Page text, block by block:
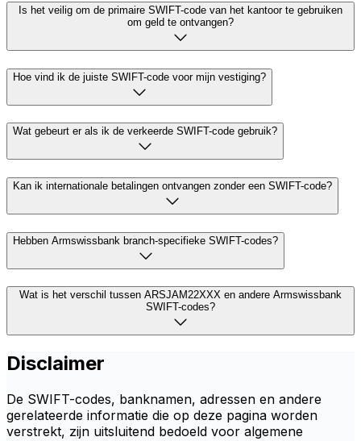
Is het veilig om de primaire SWIFT-code van het kantoor te gebruiken
om geld te ontvangen?
Hoe vind ik de juiste SWIFT-code voor mijn vestiging?
Wat gebeurt er als ik de verkeerde SWIFT-code gebruik?
Kan ik internationale betalingen ontvangen zonder een SWIFT-code?
Hebben Armswissbank branch-specifieke SWIFT-codes?
Wat is het verschil tussen ARSJAM22XXX en andere Armswissbank
SWIFT-codes?
Disclaimer
De SWIFT-codes, banknamen, adressen en andere
gerelateerde informatie die op deze pagina worden
verstrekt, zijn uitsluitend bedoeld voor algemene